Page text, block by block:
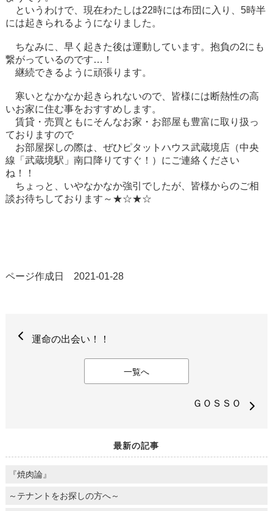
というわけで、現在わたしは22時には布団に入り、5時半
には起きられるようになりました。
ちなみに、早く起きた後は運動しています。抱負の2にも
繋がっているのです…！
継続できるように頑張ります。
寒いとなかなか起きられないので、皆様には断熱性の高
いお家に住む事をおすすめします。
賃貸・売買ともにそんなお家・お部屋も豊富に取り扱っ
ておりますので
お部屋探しの際は、ぜひピタットハウス武蔵境店（中央
線「武蔵境駅」南口降りてすぐ！）にご連絡ください
ね！！
ちょっと、いやなかなか強引でしたが、皆様からのご相
談お待ちしております～★☆★☆
ページ作成日 2021-01-28
運命の出会い！！
一覧へ
ＧＯＳＳＯ
最新の記事
『焼肉論』
～テナントをお探しの方へ～